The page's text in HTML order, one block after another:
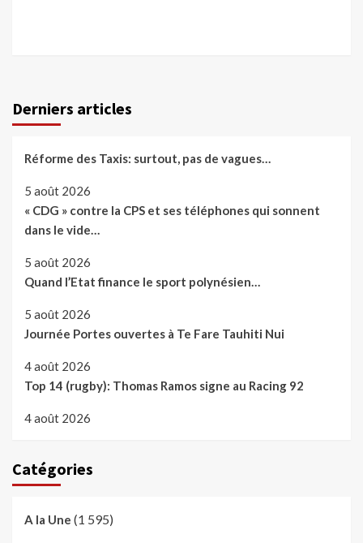
Derniers articles
Réforme des Taxis: surtout, pas de vagues…
5 août 2026
« CDG » contre la CPS et ses téléphones qui sonnent
dans le vide…
5 août 2026
Quand l’Etat finance le sport polynésien…
5 août 2026
Journée Portes ouvertes à Te Fare Tauhiti Nui
4 août 2026
Top 14 (rugby): Thomas Ramos signe au Racing 92
4 août 2026
Catégories
A la Une (1 595)